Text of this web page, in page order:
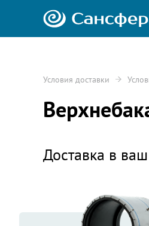
Условия доставки
Доставка в